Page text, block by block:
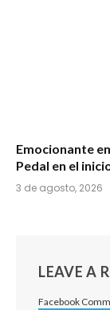
Emocionante
Pedal en el
3 de agosto, 2026
LEAVE A
Facebook